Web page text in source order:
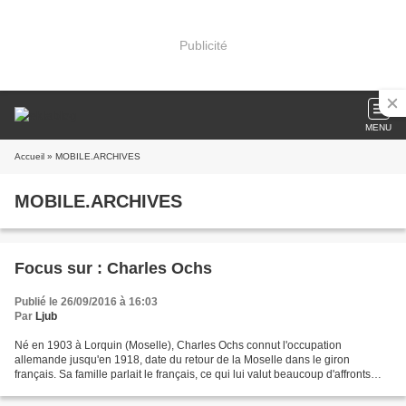
Publicité
MENU
Accueil » MOBILE.ARCHIVES
MOBILE.ARCHIVES
Focus sur : Charles Ochs
Publié le 26/09/2016 à 16:03
Par Ljub
Né en 1903 à Lorquin (Moselle), Charles Ochs connut l'occupation
allemande jusqu'en 1918, date du retour de la Moselle dans le giron
français. Sa famille parlait le français, ce qui lui valut beaucoup d'affronts